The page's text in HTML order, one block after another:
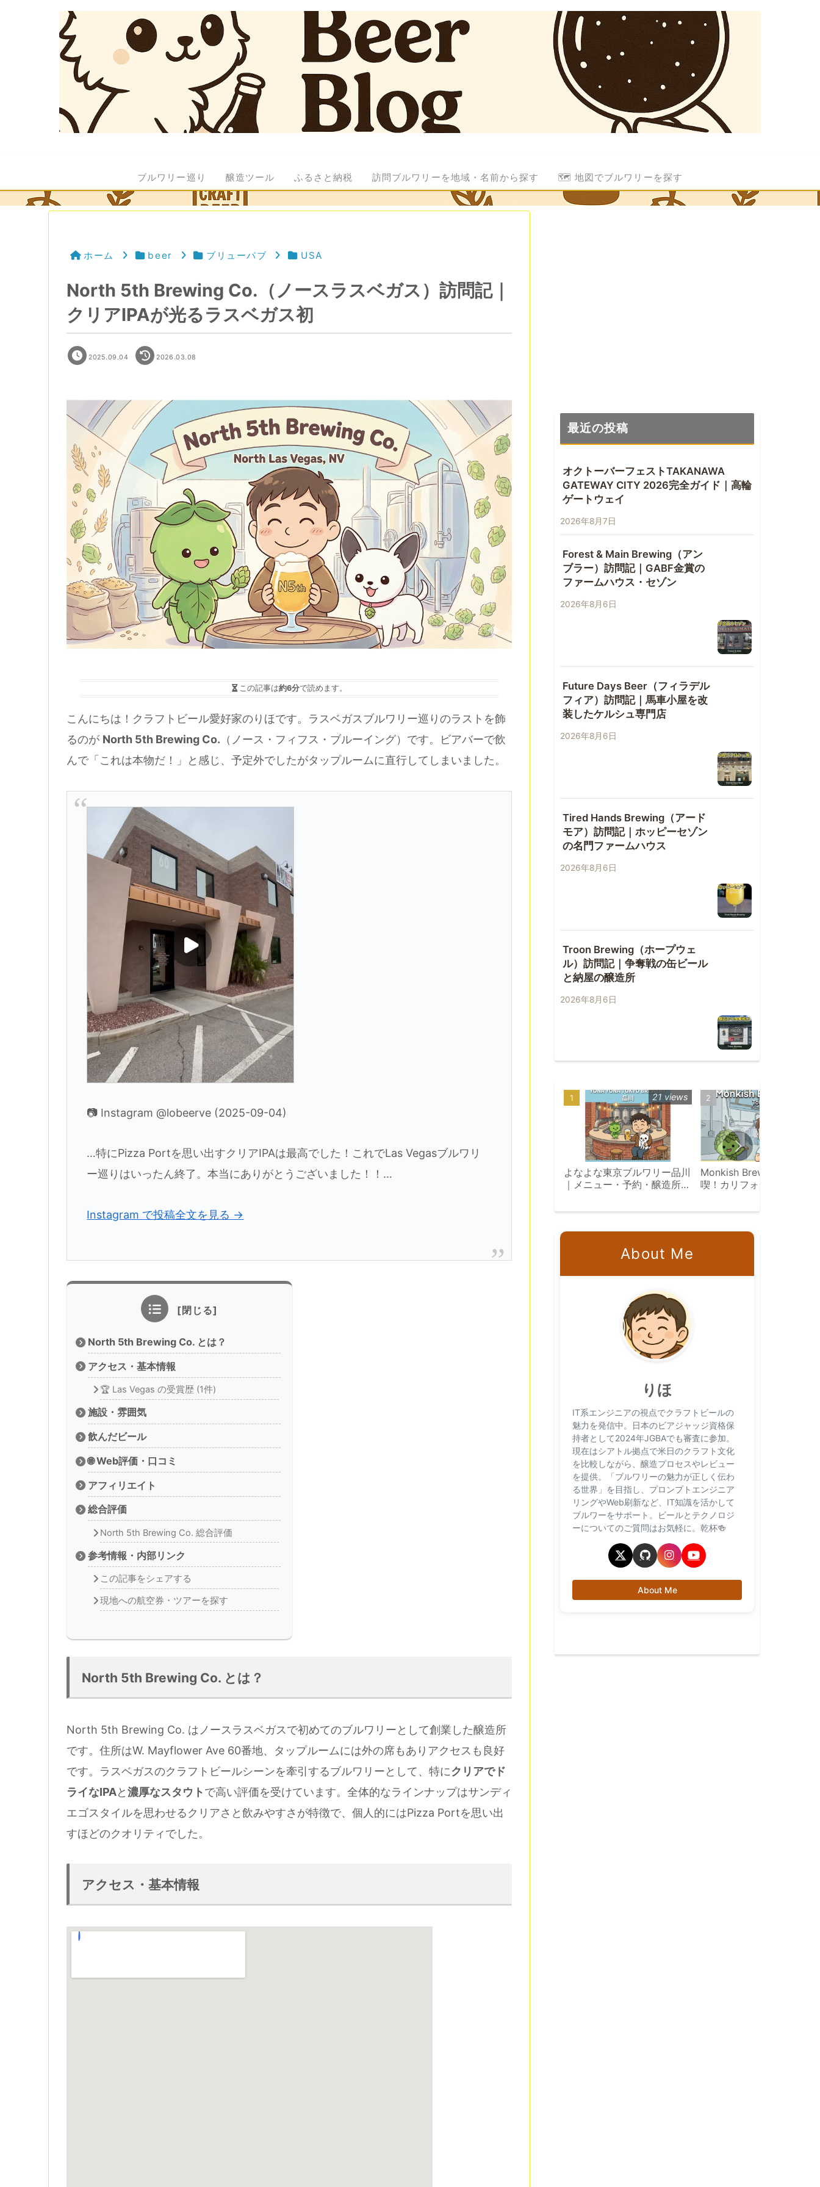
ブルワリー巡り 醸造ツール ふるさと納税 訪問ブルワリーを地域・名前から探す 🗺️ 地図でブルワリーを探す
ホーム beer ブリューパブ USA
North 5th Brewing Co.（ノースラスベガス）訪問記｜
クリアIPAが光るラスベガス初
2025.09.04 2026.03.08
この記事は約6分で読めます。
こんにちは！クラフトビール愛好家のりほです。ラスベガスブルワリー巡りのラストを飾
るのが North 5th Brewing Co. （ノース・フィフス・ブルーイング）です。ビアバーで飲
んで「これは本物だ！」と感じ、予定外でしたがタップルームに直行してしまいました。
📷 Instagram @lobeerve (2025-09-04)
…特にPizza Portを思い出すクリアIPAは最高でした！これでLas Vegasブルワリ
ー巡りはいったん終了。本当にありがとうございました！！…
Instagram で投稿全文を見る →
North 5th Brewing Co. とは？
アクセス・基本情報
🏆 Las Vegas の受賞歴 (1件)
施設・雰囲気
飲んだビール
🌐 Web評価・口コミ
アフィリエイト
総合評価
North 5th Brewing Co. 総合評価
参考情報・内部リンク
この記事をシェアする
現地への航空券・ツアーを探す
North 5th Brewing Co. とは？
North 5th Brewing Co. はノースラスベガスで初めてのブルワリーとして創業した醸造所
です。住所はW. Mayflower Ave 60番地、タップルームには外の席もありアクセスも良好
です。ラスベガスのクラフトビールシーンを牽引するブルワリーとして、特にクリアでド
ライなIPAと濃厚なスタウトで高い評価を受けています。全体的なラインナップはサンディ
エゴスタイルを思わせるクリアさと飲みやすさが特徴で、個人的にはPizza Portを思い出
すほどのクオリティでした。
アクセス・基本情報
最近の投稿
オクトーバーフェストTAKANAWA
GATEWAY CITY 2026完全ガイド｜高輪
ゲートウェイ
2026年8月7日
Forest & Main Brewing（アン
ブラー）訪問記｜GABF金賞の
ファームハウス・セゾン
2026年8月6日
Future Days Beer（フィラデル
フィア）訪問記｜馬車小屋を改
装したケルシュ専門店
2026年8月6日
Tired Hands Brewing（アード
モア）訪問記｜ホッピーセゾン
の名門ファームハウス
2026年8月6日
Troon Brewing（ホープウェ
ル）訪問記｜争奪戦の缶ビール
と納屋の醸造所
2026年8月6日
よなよな東京ブルワリー品川
｜メニュー・予約・醸造所見
21 views
Monkish Brewing Co.を満
喫！カリフォルニアのクラ
About Me
りほ
IT系エンジニアの視点でクラフトビールの
魅力を発信中。日本のビアジャッジ資格保
持者として2024年JGBAでも審査に参加。
現在はシアトル拠点で米日のクラフト文化
を比較しながら、醸造プロセスやレビュー
を提供。「ブルワリーの魅力が正しく伝わ
る世界」を目指し、プロンプトエンジニア
リングやWeb刷新など、IT知識を活かして
ブルワーをサポート。ビールとテクノロジ
ーについてのご質問はお気軽に。乾杯🍻
About Me